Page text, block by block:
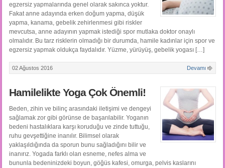
egzersiz yapmalarında genel olarak sakınca yoktur.
Fakat anne adayında erken doğum yapma, düşük
yapma, kanama, gebelik zehirlenmesi gibi riskler
mevcutsa, anne adayının yapmak istediği spor mutlaka doktor onaylı
olmalıdır. Bu tarz risklerin olmadığı bir durumda, hamile kadınlar için spor ve
egzersiz yapmak oldukça faydalıdır. Yüzme, yürüyüş, gebelik yogası […]
02 Ağustos 2016 Devamı
Hamilelikte Yoga Çok Önemli!
Beden, zihin ve bilinç arasındaki iletişimi ve dengeyi
sağlamak zor gibi görünse de başarılabilir. Yoganın
bedeni hastalıklara karşı koruduğu ve zinde tuttuğu,
ruhu gevşettiğine inanılır. Bilimsel olarak
yaklaşıldığında da sporun bunu sağladığını bilir ve
inanırız. Yogada farklı olan esneme, nefes alma ve
bununla bedeninizdeki boyun, göğüs kafesi, omurga, pelvis kaslarını